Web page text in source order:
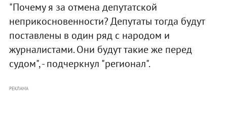
"Почему я за отмена депутатской
неприкосновенности? Депутаты тогда будут
поставлены в один ряд с народом и
журналистами. Они будут такие же перед
судом", - подчеркнул "регионал".
РЕКЛАМА